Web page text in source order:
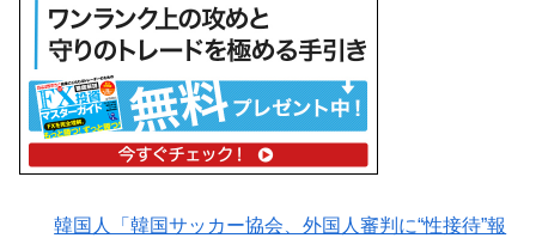
韓国人「韓国サッカー協会、外国人審判に“性接待”報